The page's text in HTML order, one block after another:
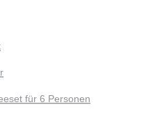
für 6 Personen